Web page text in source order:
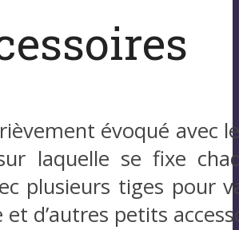
évoqué avec
laquelle se fixe
plusieurs tiges pour
et d’autres petits